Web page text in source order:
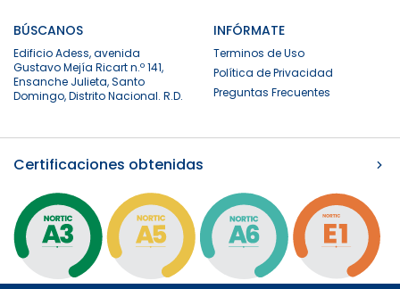
BÚSCANOS
Edificio Adess, avenida
Gustavo Mejía Ricart n.º 141,
Ensanche Julieta, Santo
Domingo, Distrito Nacional. R.D.
INFÓRMATE
Terminos de Uso
Política de Privacidad
Preguntas Frecuentes
Certificaciones obtenidas